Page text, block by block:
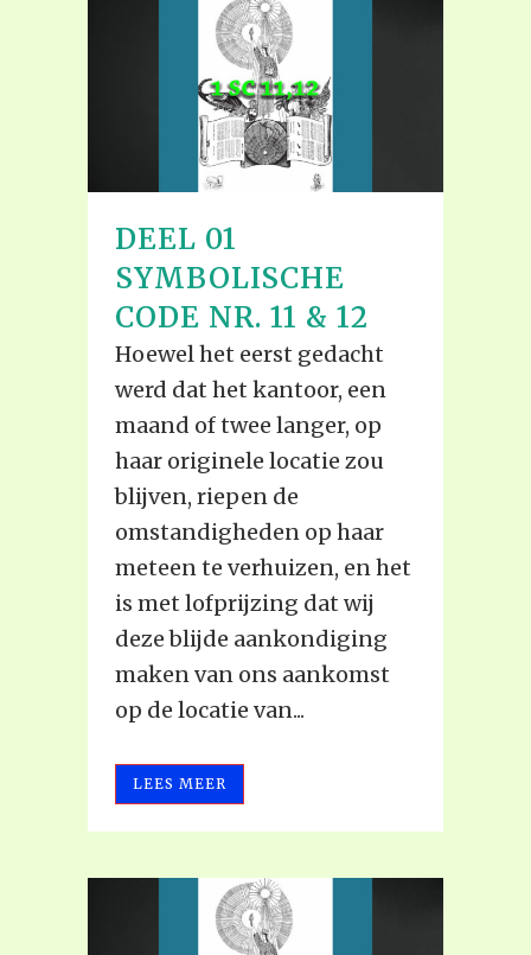
DEEL 01
SYMBOLISCHE
CODE NR. 11 & 12
Hoewel het eerst gedacht
werd dat het kantoor, een
maand of twee langer, op
haar originele locatie zou
blijven, riepen de
omstandigheden op haar
meteen te verhuizen, en het
is met lofprijzing dat wij
deze blijde aankondiging
maken van ons aankomst
op de locatie van...
LEES MEER